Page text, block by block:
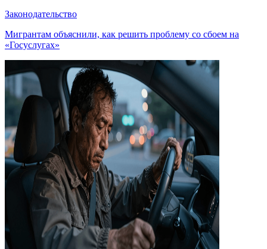
Законодательство
Мигрантам объяснили, как решить проблему со сбоем на
«Госуслугах»